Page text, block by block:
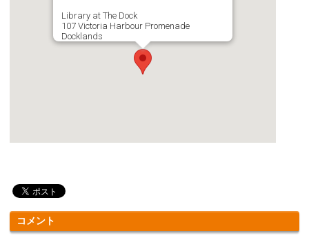
Library at The Dock
107 Victoria Harbour Promenade
Docklands
コメント